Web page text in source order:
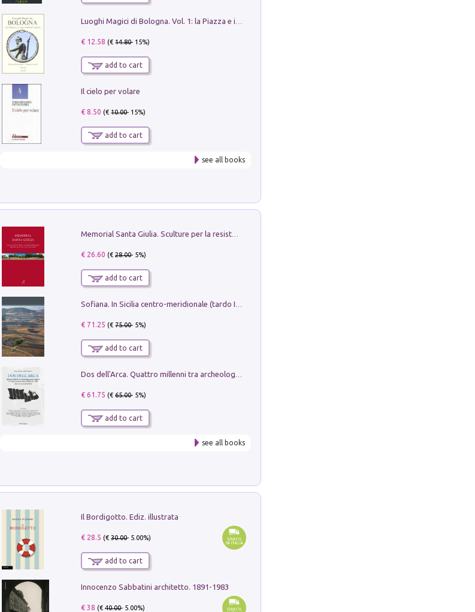
€ 12.58 (€14.80- 15%)
add to cart
Il cielo per volare
€ 8.50 (€10.00- 15%)
add to cart
see all books
€ 26.60 (€28.00- 5%)
add to cart
€ 71.25 (€75.00- 5%)
add to cart
€ 61.75 (€65.00- 5%)
add to cart
see all books
Il Bordigotto. Ediz. illustrata
€ 28.5 (€30.00- 5.00%)
add to cart
Innocenzo Sabbatini architetto. 1891-1983
€ 38 (€40.00- 5.00%)